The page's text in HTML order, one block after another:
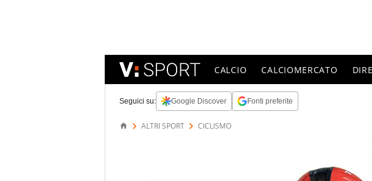
CALCIO CALCIOMERCATO
Seguici su: Google Discover Fonti preferite
ALTRI SPORT CICLISMO